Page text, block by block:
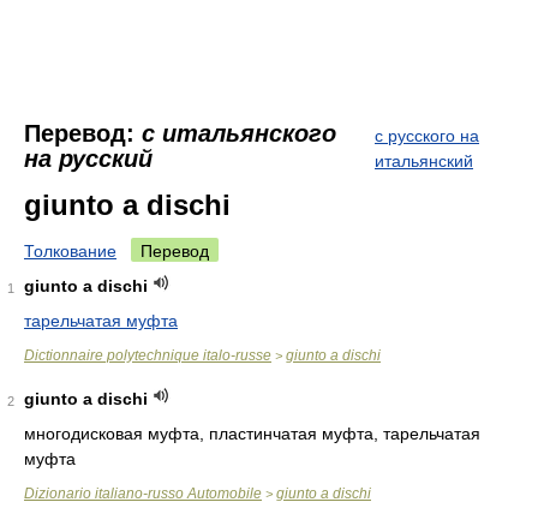
Перевод: с итальянского
на русский
с русского на
итальянский
giunto a dischi
Толкование Перевод
1
giunto a dischi
тарельчатая муфта
Dictionnaire polytechnique italo-russe > giunto a dischi
2
giunto a dischi
многодисковая муфта, пластинчатая муфта, тарельчатая
муфта
Dizionario italiano-russo Automobile > giunto a dischi